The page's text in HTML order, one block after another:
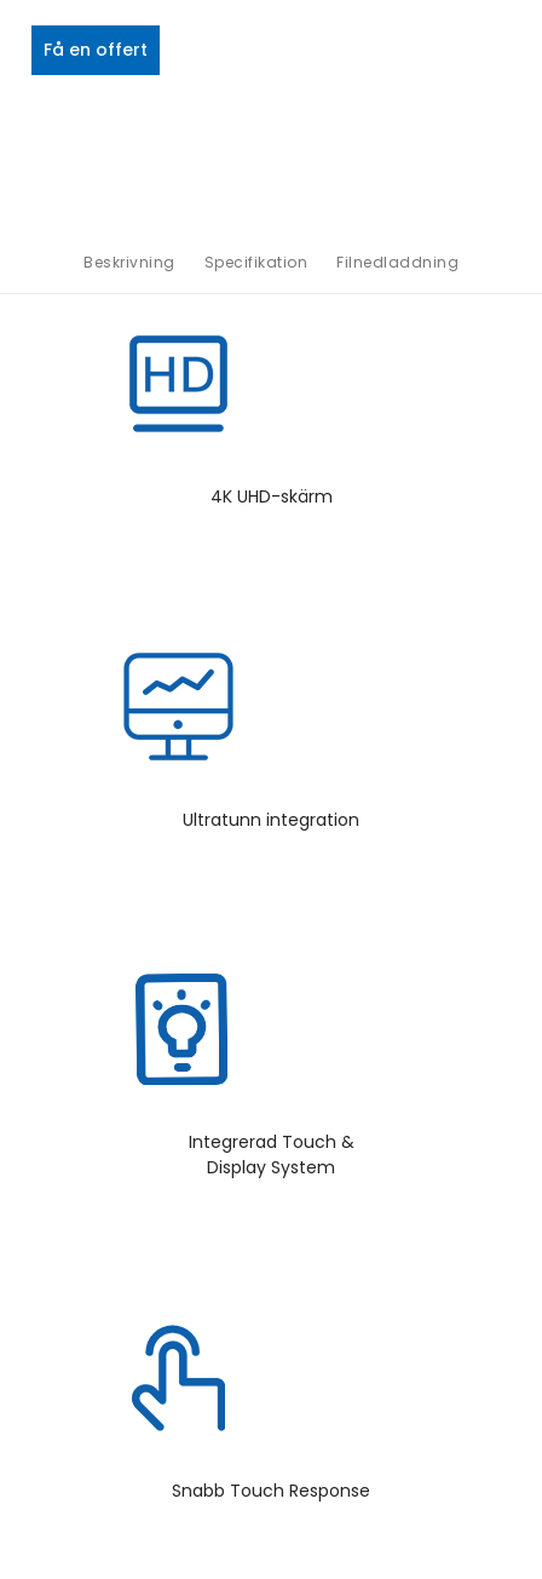
Få en offert
Beskrivning Specifikation Filnedladdning
4K UHD-skärm
Ultratunn integration
Integrerad Touch &
Display System
Snabb Touch Response